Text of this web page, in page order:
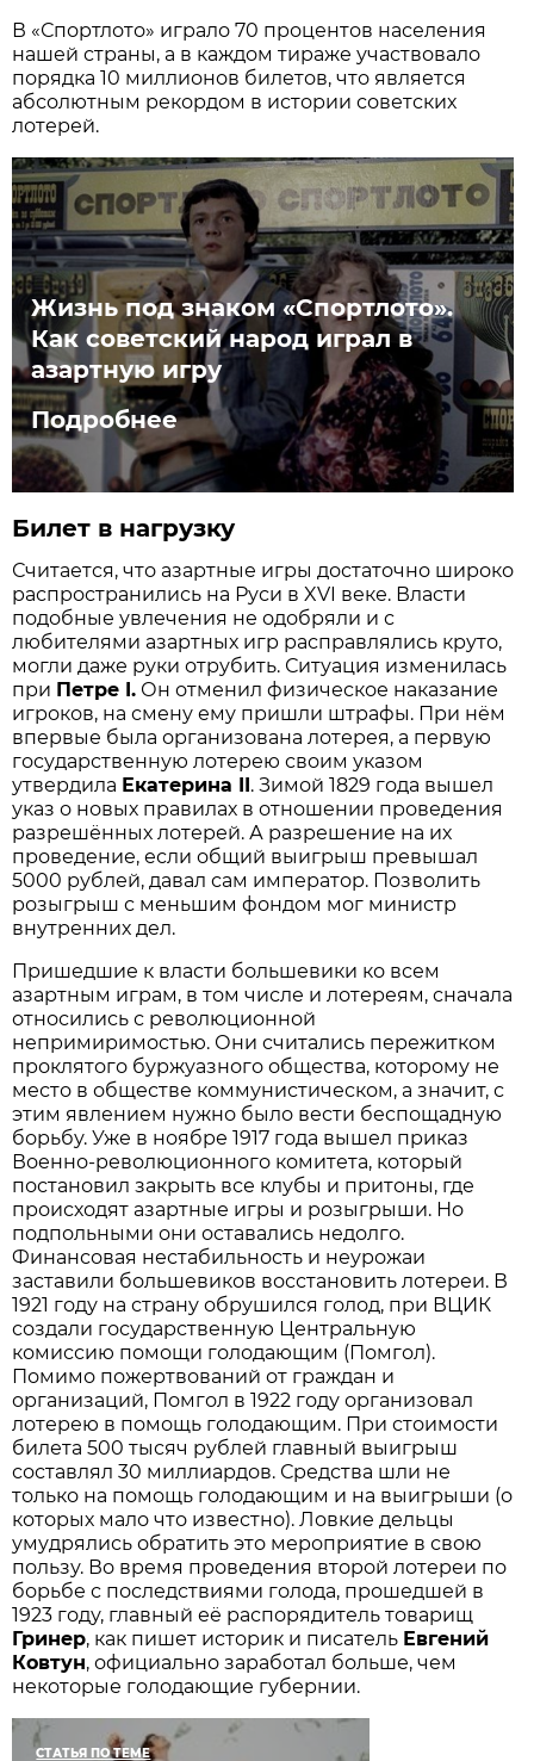
В «Спортлото» играло 70 процентов населения
нашей страны, а в каждом тираже участвовало
порядка 10 миллионов билетов, что является
абсолютным рекордом в истории советских
лотерей.
Жизнь под знаком «Спортлото».
Как советский народ играл в
азартную игру
Подробнее
Билет в нагрузку
Считается, что азартные игры достаточно широко
распространились на Руси в XVI веке. Власти
подобные увлечения не одобряли и с
любителями азартных игр расправлялись круто,
могли даже руки отрубить. Ситуация изменилась
при Петре I. Он отменил физическое наказание
игроков, на смену ему пришли штрафы. При нём
впервые была организована лотерея, а первую
государственную лотерею своим указом
утвердила Екатерина II. Зимой 1829 года вышел
указ о новых правилах в отношении проведения
разрешённых лотерей. А разрешение на их
проведение, если общий выигрыш превышал
5000 рублей, давал сам император. Позволить
розыгрыш с меньшим фондом мог министр
внутренних дел.
Пришедшие к власти большевики ко всем
азартным играм, в том числе и лотереям, сначала
относились с революционной
непримиримостью. Они считались пережитком
проклятого буржуазного общества, которому не
место в обществе коммунистическом, а значит, с
этим явлением нужно было вести беспощадную
борьбу. Уже в ноябре 1917 года вышел приказ
Военно-революционного комитета, который
постановил закрыть все клубы и притоны, где
происходят азартные игры и розыгрыши. Но
подпольными они оставались недолго.
Финансовая нестабильность и неурожаи
заставили большевиков восстановить лотереи. В
1921 году на страну обрушился голод, при ВЦИК
создали государственную Центральную
комиссию помощи голодающим (Помгол).
Помимо пожертвований от граждан и
организаций, Помгол в 1922 году организовал
лотерею в помощь голодающим. При стоимости
билета 500 тысяч рублей главный выигрыш
составлял 30 миллиардов. Средства шли не
только на помощь голодающим и на выигрыши (о
которых мало что известно). Ловкие дельцы
умудрялись обратить это мероприятие в свою
пользу. Во время проведения второй лотереи по
борьбе с последствиями голода, прошедшей в
1923 году, главный её распорядитель товарищ
Гринер, как пишет историк и писатель Евгений
Ковтун, официально заработал больше, чем
некоторые голодающие губернии.
СТАТЬЯ ПО ТЕМЕ